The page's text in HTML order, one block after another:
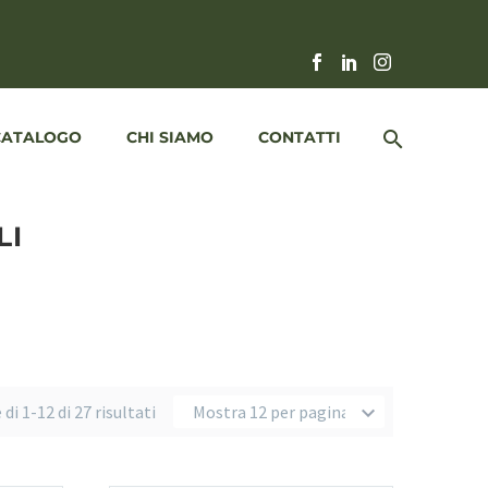
CHI SIAMO CONTATTI
Mostra 12 per pagina
1-12 di 27 risultati